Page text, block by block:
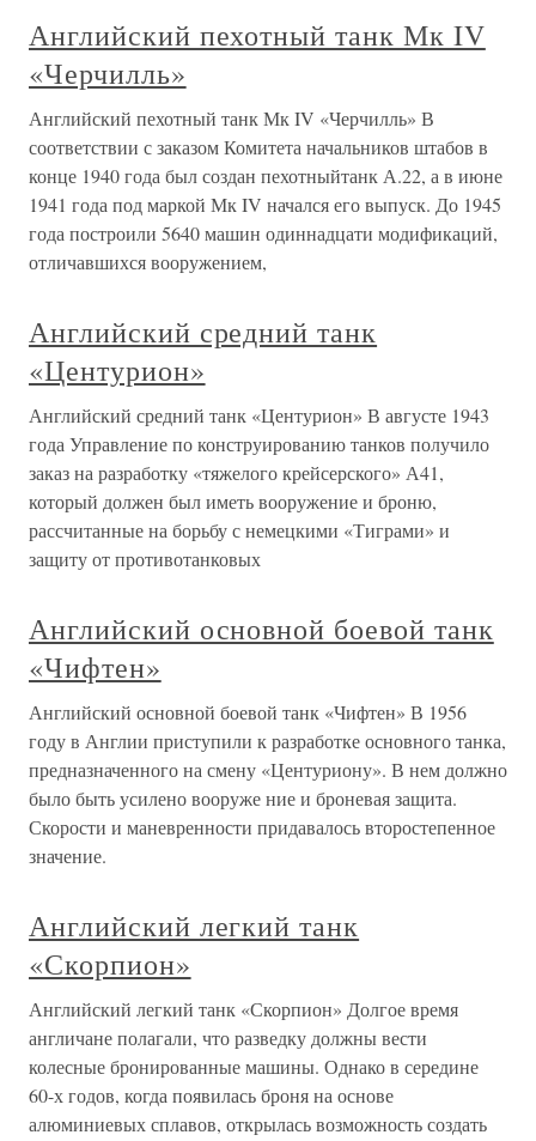
Английский пехотный танк Мк IV
«Черчилль»
Английский пехотный танк Мк IV «Черчилль» В
соответствии с заказом Комитета начальников штабов в
конце 1940 года был создан пехотныйтанк А.22, а в июне
1941 года под маркой Мк IV начался его выпуск. До 1945
года построили 5640 машин одиннадцати модификаций,
отличавшихся вооружением,
Английский средний танк
«Центурион»
Английский средний танк «Центурион» В августе 1943
года Управление по конструированию танков получило
заказ на разработку «тяжелого крейсерского» А41,
который должен был иметь вооружение и броню,
рассчитанные на борьбу с немецкими «Тиграми» и
защиту от противотанковых
Английский основной боевой танк
«Чифтен»
Английский основной боевой танк «Чифтен» В 1956
году в Англии приступили к разработке основного танка,
предназначенного на смену «Центуриону». В нем должно
было быть усилено вооруже ние и броневая защита.
Скорости и маневренности придавалось второстепенное
значение.
Английский легкий танк
«Скорпион»
Английский легкий танк «Скорпион» Долгое время
англичане полагали, что разведку должны вести
колесные бронированные машины. Однако в середине
60-х годов, когда появилась броня на основе
алюминиевых сплавов, открылась возможность создать